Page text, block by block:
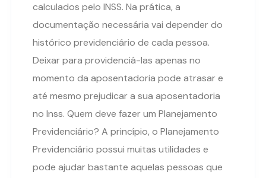
calculados pelo INSS. Na prática, a
documentação necessária vai depender do
histórico previdenciário de cada pessoa.
Deixar para providenciá-las apenas no
momento da aposentadoria pode atrasar e
até mesmo prejudicar a sua aposentadoria
no Inss. Quem deve fazer um Planejamento
Previdenciário? A princípio, o Planejamento
Previdenciário possui muitas utilidades e
pode ajudar bastante aquelas pessoas que